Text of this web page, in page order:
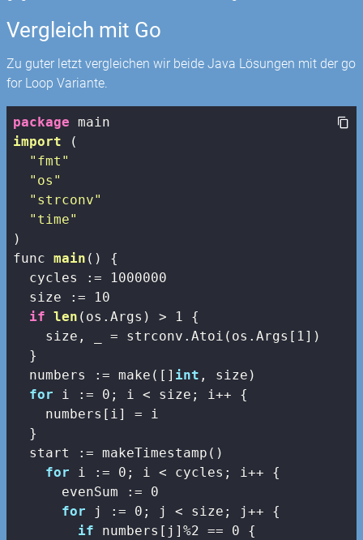
Vergleich mit Go
Zu guter letzt vergleichen wir beide Java Lösungen mit der go
for Loop Variante.
package
import
(
"fmt"
"os"
"strconv"
"time"
)
func main ()
{
  cycles :=
1000000
  size :=
10
if len (os.Args) > 1 {
    size, _ = strconv.Atoi(os.Args[
1])
  }
  numbers := make([]
int , size)
for i := 0 ; i < size; i++ {
    numbers[i] = i
  }
  start := makeTimestamp()
for i := 0 ; i < cycles; i++ {
      evenSum :=
0
for j := 0 ; j < size; j++ {
if numbers[j]%2 == 0 {